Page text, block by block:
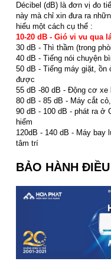
Décibel (dB) là đơn vị đo
này mà chỉ xin đưa ra
hiểu một cách cụ thể :
10-20 dB - Gió vi vu qua
30 dB - Thì thầm (trong
40 dB - Tiếng nói chuyện
50 dB - Tiếng máy giặt,
được
55 dB -80 dB - Động cơ
80 dB - 85 dB - Máy cắt
90 dB - 100 dB - phát ra ở
hiểm
120dB - 140 dB - Máy
tâm trí
BẢO HÀNH